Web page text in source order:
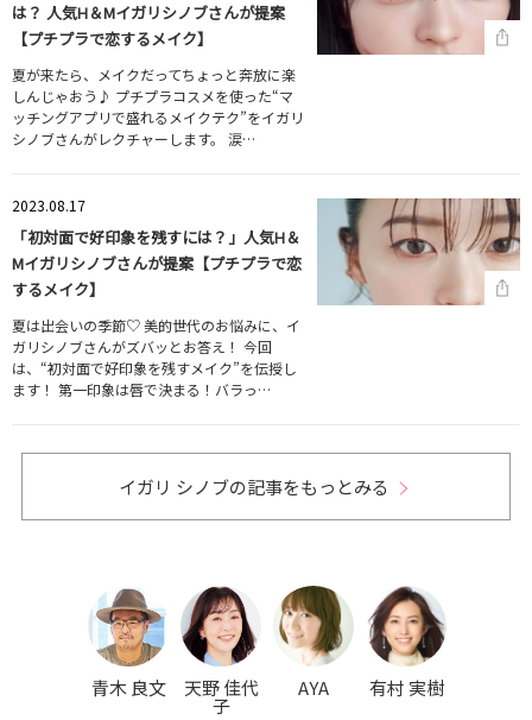
は？ 人気H＆Mイガリシノブさんが提案
【プチプラで恋するメイク】
夏が来たら、メイクだってちょっと奔放に楽
しんじゃおう♪ プチプラコスメを使った“マ
ッチングアプリで盛れるメイクテク”をイガリ
シノブさんがレクチャーします。 涙…
2023.08.17
「初対面で好印象を残すには？」人気H＆
Mイガリシノブさんが提案【プチプラで恋
するメイク】
夏は出会いの季節♡ 美的世代のお悩みに、イ
ガリシノブさんがズバッとお答え！ 今回
は、“初対面で好印象を残すメイク”を伝授し
ます！ 第一印象は唇で決まる！バラっ…
イガリ シノブの記事をもっとみる
青木 良文 天野 佳代
子
AYA 有村 実樹